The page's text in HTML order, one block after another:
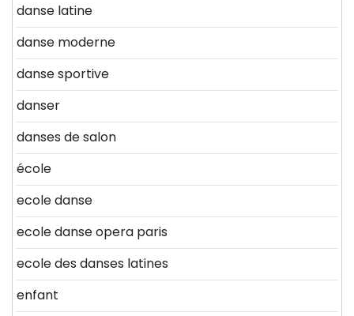
danse latine
danse moderne
danse sportive
danser
danses de salon
école
ecole danse
ecole danse opera paris
ecole des danses latines
enfant